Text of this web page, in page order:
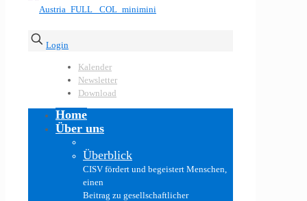
Login
Kalender
Newsletter
Download
Home
Über uns
Überblick
CISV fördert und begeistert Menschen,
einen
Beitrag zu gesellschaftlicher